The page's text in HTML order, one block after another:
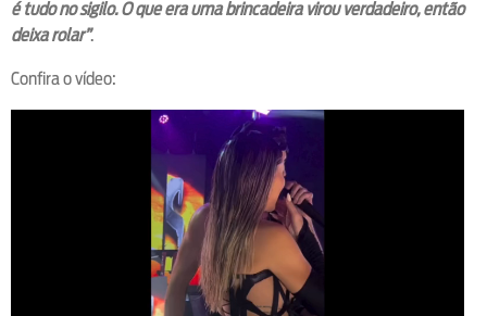
é tudo no sigilo. O que era uma brincadeira virou verdadeiro, então
deixa rolar”.
Confira o vídeo: